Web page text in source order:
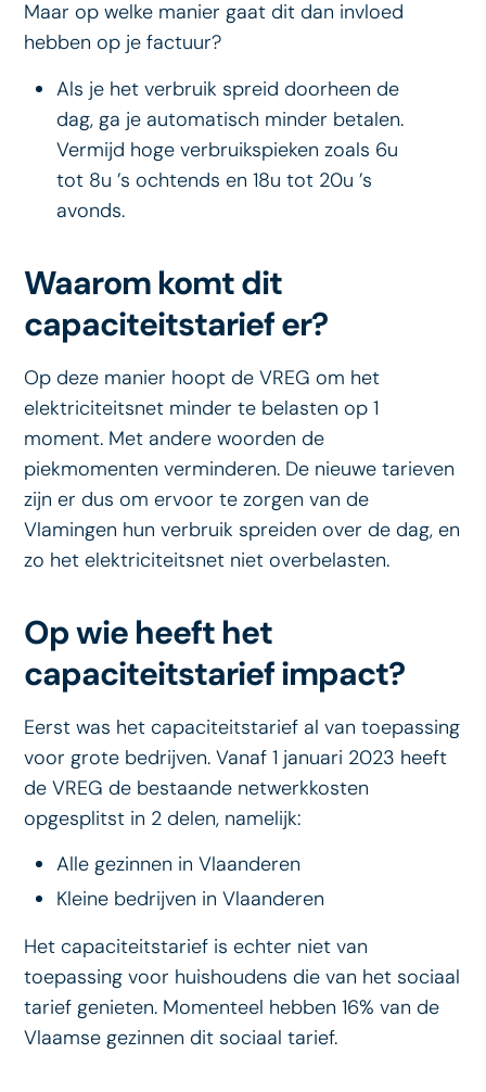
Maar op welke manier gaat dit dan invloed
hebben op je factuur?
Als je het verbruik spreid doorheen de
dag, ga je automatisch minder betalen.
Vermijd hoge verbruikspieken zoals 6u
tot 8u ’s ochtends en 18u tot 20u ’s
avonds.
Waarom komt dit
capaciteitstarief er?
Op deze manier hoopt de VREG om het
elektriciteitsnet minder te belasten op 1
moment. Met andere woorden de
piekmomenten verminderen. De nieuwe tarieven
zijn er dus om ervoor te zorgen van de
Vlamingen hun verbruik spreiden over de dag, en
zo het elektriciteitsnet niet overbelasten.
Op wie heeft het
capaciteitstarief impact?
Eerst was het capaciteitstarief al van toepassing
voor grote bedrijven. Vanaf 1 januari 2023 heeft
de VREG de bestaande netwerkkosten
opgesplitst in 2 delen, namelijk:
Alle gezinnen in Vlaanderen
Kleine bedrijven in Vlaanderen
Het capaciteitstarief is echter niet van
toepassing voor huishoudens die van het sociaal
tarief genieten. Momenteel hebben 16% van de
Vlaamse gezinnen dit sociaal tarief.